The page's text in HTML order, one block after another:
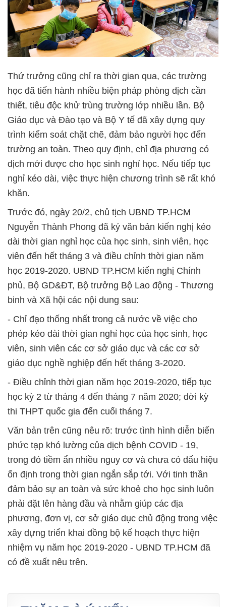
Thứ trưởng cũng chỉ ra thời gian qua, các trường
học đã tiến hành nhiều biện pháp phòng dịch cần
thiết, tiêu độc khử trùng trường lớp nhiều lần. Bộ
Giáo dục và Đào tạo và Bộ Y tế đã xây dựng quy
trình kiểm soát chặt chẽ, đảm bảo người học đến
trường an toàn. Theo quy định, chỉ địa phương có
dịch mới được cho học sinh nghỉ học. Nếu tiếp tục
nghỉ kéo dài, việc thực hiện chương trình sẽ rất khó
khăn.
Trước đó, ngày 20/2, chủ tịch UBND TP.HCM
Nguyễn Thành Phong đã ký văn bản kiến nghị kéo
dài thời gian nghỉ học của học sinh, sinh viên, học
viên đến hết tháng 3 và điều chỉnh thời gian năm
học 2019-2020. UBND TP.HCM kiến nghị Chính
phủ, Bộ GD&ĐT, Bộ trưởng Bộ Lao động - Thương
binh và Xã hội các nội dung sau:
- Chỉ đạo thống nhất trong cả nước về việc cho
phép kéo dài thời gian nghỉ học của học sinh, học
viên, sinh viên các cơ sở giáo dục và các cơ sở
giáo dục nghề nghiệp đến hết tháng 3-2020.
- Điều chỉnh thời gian năm học 2019-2020, tiếp tục
học kỳ 2 từ tháng 4 đến tháng 7 năm 2020; dời kỳ
thi THPT quốc gia đến cuối tháng 7.
Văn bản trên cũng nêu rõ: trước tình hình diễn biến
phức tạp khó lường của dịch bệnh COVID - 19,
trong đó tiềm ẩn nhiều nguy cơ và chưa có dấu hiệu
ổn định trong thời gian ngắn sắp tới. Với tinh thần
đảm bảo sự an toàn và sức khoẻ cho học sinh luôn
phải đặt lên hàng đầu và nhằm giúp các địa
phương, đơn vị, cơ sở giáo dục chủ động trong việc
xây dựng triển khai đồng bộ kế hoạch thực hiện
nhiệm vụ năm học 2019-2020 - UBND TP.HCM đã
có đề xuất nêu trên.